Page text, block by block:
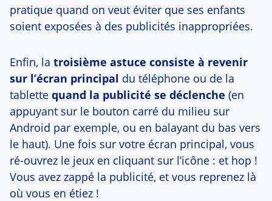
pratique quand on veut éviter que ses enfants
soient exposées à des publicités inappropriées.
Enfin, la troisième astuce consiste à revenir
sur l’écran principal du téléphone ou de la
tablette quand la publicité se déclenche (en
appuyant sur le bouton carré du milieu sur
Android par exemple, ou en balayant du bas vers
le haut). Une fois sur votre écran principal, vous
ré-ouvrez le jeux en cliquant sur l’icône : et hop !
Vous avez zappé la publicité, et vous reprenez là
où vous en étiez !